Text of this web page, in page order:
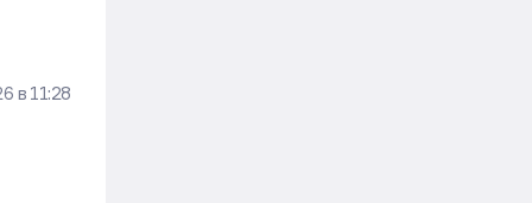
в 11:28